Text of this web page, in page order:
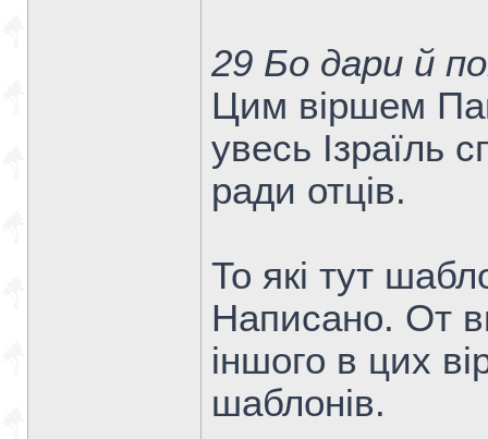
29 Бо дари й
Цим віршем
увесь Ізраїль
ради отців.
То які тут
Написано. От
іншого в цих
шаблонів.